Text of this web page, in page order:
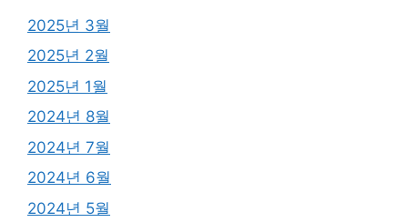
2025년 3월
2025년 2월
2025년 1월
2024년 8월
2024년 7월
2024년 6월
2024년 5월